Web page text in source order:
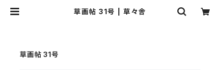
草画帖 31号 | 草々舎
草画帖 31号